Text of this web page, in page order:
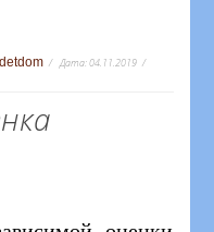
Дата:04.11.2019